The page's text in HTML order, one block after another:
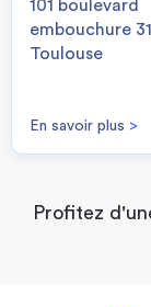
101 boulevard
embouchure
Toulouse
En savoir plus >
Profitez